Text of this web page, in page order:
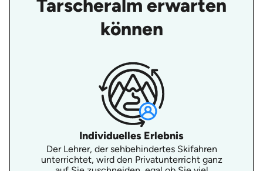
Tarscheralm erwarten
können
Individuelles Erlebnis
Der Lehrer, der sehbehindertes Skifahren
unterrichtet, wird den Privatunterricht ganz